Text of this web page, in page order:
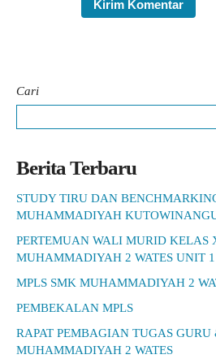
Cari
Berita Terbaru
STUDY TIRU DAN
MUHAMMADIYAH
PERTEMUAN WALI MURID KELAS
MUHAMMADIYAH 2 WATES UNIT
MPLS SMK MUHAMMADIYAH 2
PEMBEKALAN MPLS
RAPAT PEMBAGIAN TUGAS
MUHAMMADIYAH 2 WATES